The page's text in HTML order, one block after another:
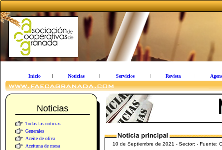
Inicio Noticias Servicios Revista
Noticias
Todas las noticias
Generales
Aceite de oliva
Aceituna de mesa
10 de Septiembre de 2021 - Sector: - Fuente: